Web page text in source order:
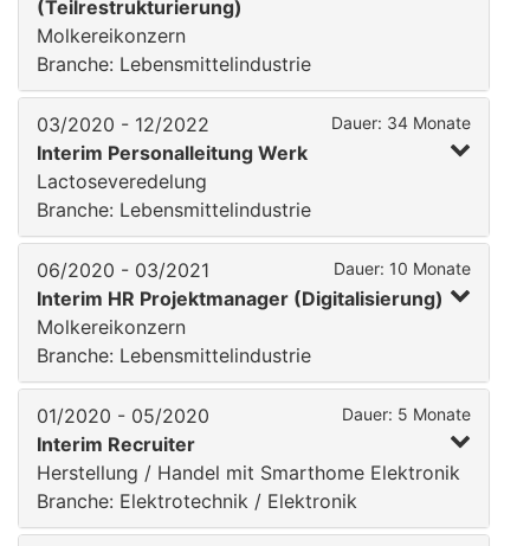
(Teilrestrukturierung)
Molkereikonzern
Branche: Lebensmittelindustrie
03/2020 - 12/2022 Dauer: 34 Monate
Interim Personalleitung Werk
Lactoseveredelung
Branche: Lebensmittelindustrie
06/2020 - 03/2021 Dauer: 10 Monate
Interim HR Projektmanager (Digitalisierung)
Molkereikonzern
Branche: Lebensmittelindustrie
01/2020 - 05/2020 Dauer: 5 Monate
Interim Recruiter
Herstellung / Handel mit Smarthome Elektronik
Branche: Elektrotechnik / Elektronik